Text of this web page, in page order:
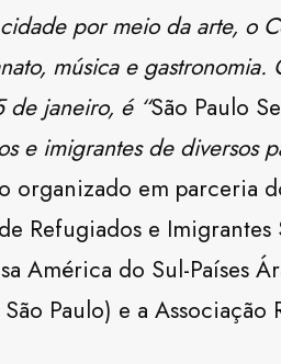
por meio da arte, o
música e gastronomia.
de janeiro, é “São Paulo
e imigrantes de diversos
organizado em parceria
Refugiados e
América do Sul-Países
Paulo) e a Associação